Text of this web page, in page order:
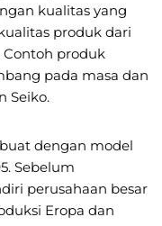
kualitas yang
produk dari
Contoh produk
pada masa dan
Seiko.
dengan model
Sebelum
perusahaan besar
Eropa dan